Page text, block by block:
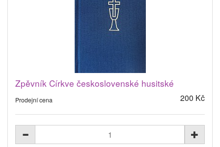
Zpěvník Církve československé husitské
Prodejní cena 200 Kč